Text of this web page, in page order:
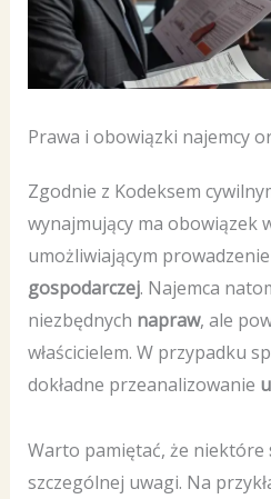
Prawa i obowiązki najemcy
Zgodnie z Kodeksem
wynajmujący ma obowiązek
umożliwiającym prowadzenie
gospodarczej. Najemca
niezbędnych napraw, ale
właścicielem. W przypadku
dokładne przeanalizowanie
Warto pamiętać, że niektóre
szczególnej uwagi. Na